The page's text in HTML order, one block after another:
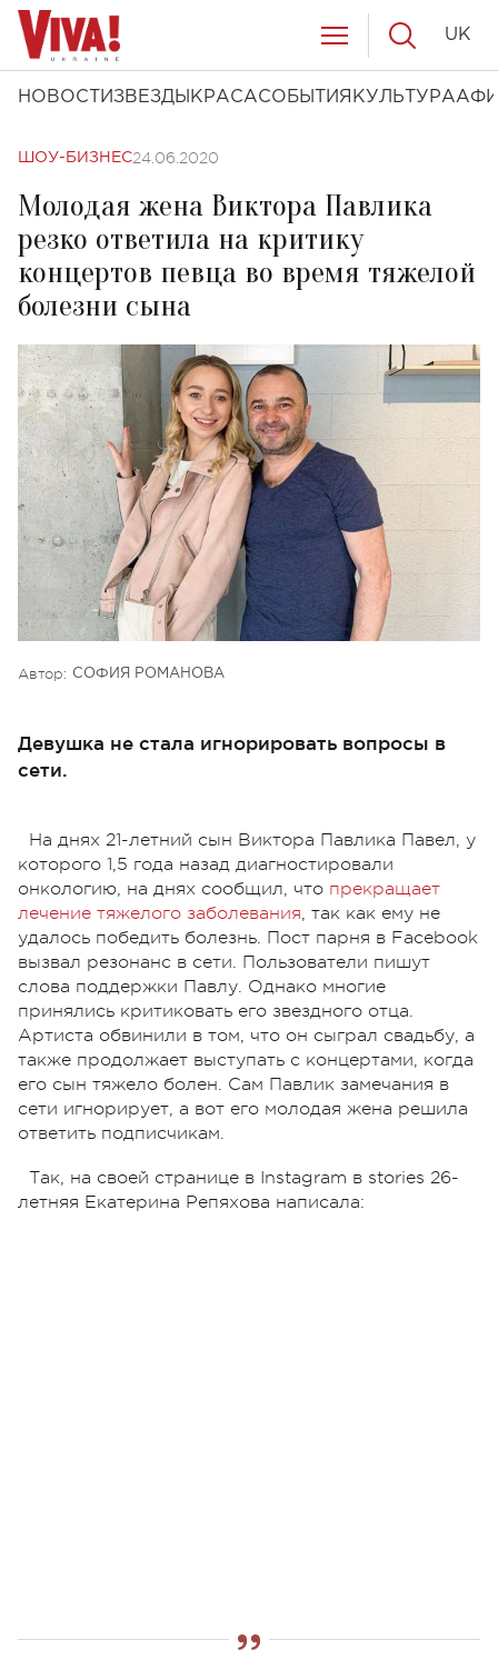
НОВОСТИ ЗВЕЗДЫ КРАСАСОБЫТИЯ КУЛЬТУРА
UK
ШОУ-БИЗНЕС24.06.2020
Молодая жена Виктора Павлика
резко ответила на критику
концертов певца во время тяжелой
болезни сына
Автор: СОФИЯ РОМАНОВА
Девушка не стала игнорировать вопросы в
сети.
На днях 21-летний сын Виктора Павлика Павел, у
которого 1,5 года назад диагностировали
онкологию, на днях сообщил, что прекращает
лечение тяжелого заболевания, так как ему не
удалось победить болезнь. Пост парня в Facebook
вызвал резонанс в сети. Пользователи пишут
слова поддержки Павлу. Однако многие
принялись критиковать его звездного отца.
Артиста обвинили в том, что он сыграл свадьбу, а
также продолжает выступать с концертами, когда
его сын тяжело болен. Сам Павлик замечания в
сети игнорирует, а вот его молодая жена решила
ответить подписчикам.
Так, на своей странице в Instagram в stories 26-
летняя Екатерина Репяхова написала: